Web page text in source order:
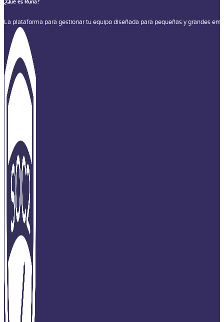
¿Qué es Runa?
La plataforma para gestionar tu equipo diseñada para pequeñas y grandes